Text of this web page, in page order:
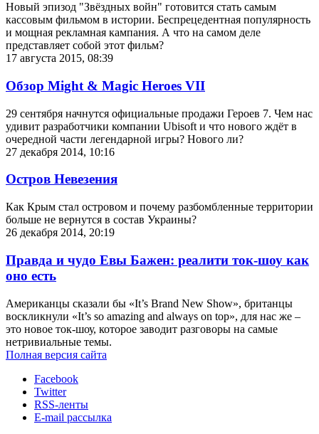
Новый эпизод "Звёздных войн" готовится стать самым
кассовым фильмом в истории. Беспрецедентная популярность
и мощная рекламная кампания. А что на самом деле
представляет собой этот фильм?
17 августа 2015, 08:39
Обзор Might & Magic Heroes VII
29 сентября начнутся официальные продажи Героев 7. Чем нас
удивит разработчики компании Ubisoft и что нового ждёт в
очередной части легендарной игры? Нового ли?
27 декабря 2014, 10:16
Остров Невезения
Как Крым стал островом и почему разбомбленные территории
больше не вернутся в состав Украины?
26 декабря 2014, 20:19
Правда и чудо Евы Бажен: реалити ток-шоу как
оно есть
Американцы сказали бы «It’s Brand New Show», британцы
воскликнули «It’s so amazing and always on top», для нас же –
это новое ток-шоу, которое заводит разговоры на самые
нетривиальные темы.
Полная версия сайта
Facebook
Twitter
RSS-ленты
E-mail рассылка